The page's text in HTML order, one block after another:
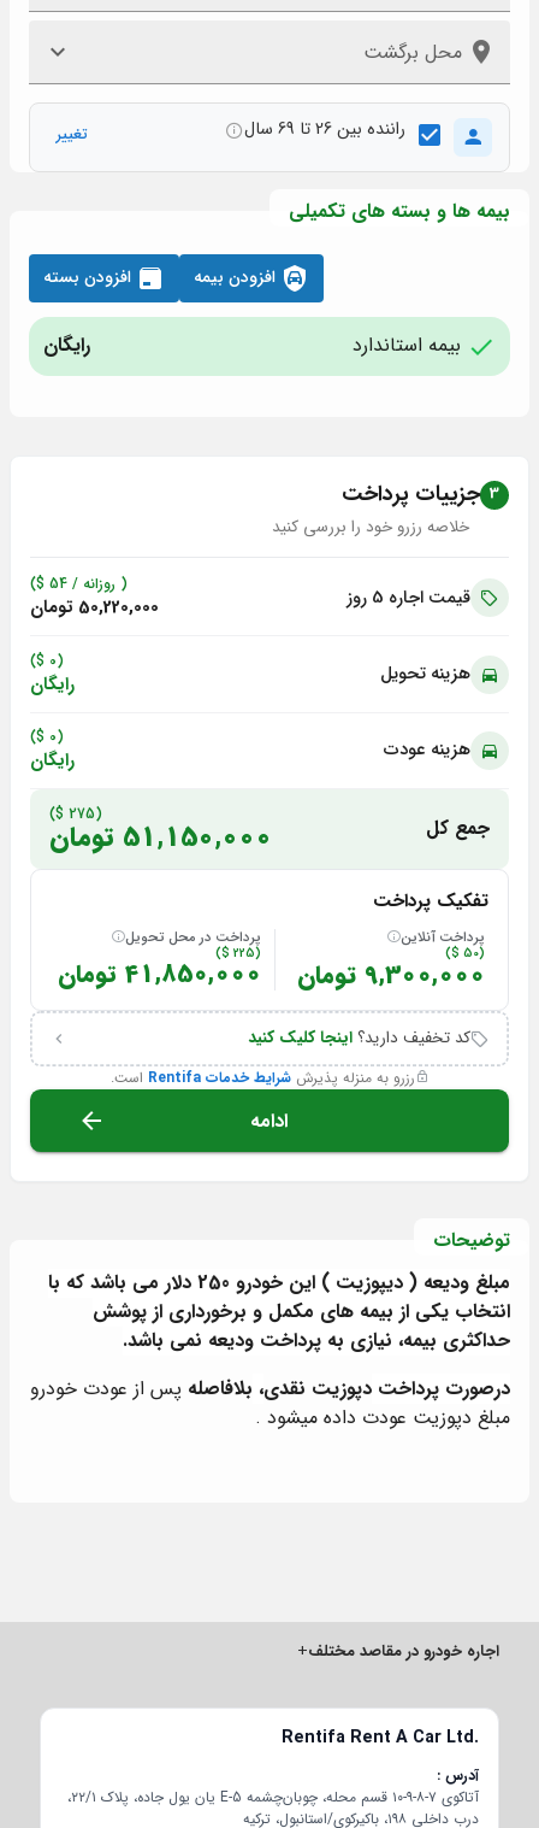
محل برگشت
راننده بین 26 تا 69 سال تغییر
بیمه ها و بسته های تکمیلی
بیمه استاندارد رایگان
3 جزییات پرداخت
خلاصه رزرو خود را بررسی کنید
قیمت اجاره 5 روز ( روزانه / 54
$)
50,220,000 تومان
هزینه تحویل (0 $)
رایگان
هزینه عودت (0 $)
رایگان
جمع کل (275 $)
51,150,000 تومان
تفکیک پرداخت
پرداخت آنلاین
(50 $)
9,300,000 تومان
پرداخت در محل تحویل
(225 $)
41,850,000 تومان
کد تخفیف دارید؟اینجا کلیک کنید
رزرو به منزله پذیرششرایط خدمات Rentifa است.
ادامه
توضیحات
مبلغ ودیعه ( دیپوزیت ) این خودرو 250 دلار می باشد که با
انتخاب یکی از بیمه های مکمل و برخورداری از پوشش
حداکثری بیمه، نیازی به پرداخت ودیعه نمی باشد.
درصورت پرداخت دپوزیت نقدی، بلافاصله پس از عودت خودرو
مبلغ دپوزیت عودت داده میشود .
اجاره خودرو در مقاصد مختلف+
Rentifa Rent A Car Ltd.
آدرس
آتاکوی ۷-۸-۹-۱۰ قسم محله، چوبان‌چشمه E-5 یان یول جاده، پلاک ۲۲/۱،
درب داخلی ۱۹۸، باکیرکوی/استانبول، ترکیه